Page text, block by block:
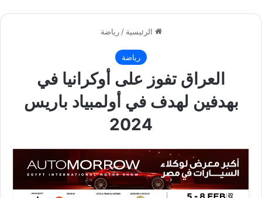
الرئيسية / رياضة
رياضة
العراق تفوز على أوكرانيا في
بهدفين لهدف في أولمبياد باريس
2024